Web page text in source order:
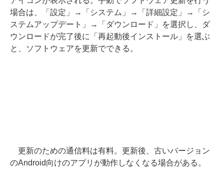
場合は、「設定」→「システム」→「詳細設定」→「シ
ステムアップデート」→「ダウンロード」を選択し、ダ
ウンロードが完了後に「再起動後インストール」を選ぶ
と、ソフトウェアを更新でできる。
更新のための通信料は有料。更新後、古いバージョン
のAndroid向けのアプリが動作しなくなる場合がある。